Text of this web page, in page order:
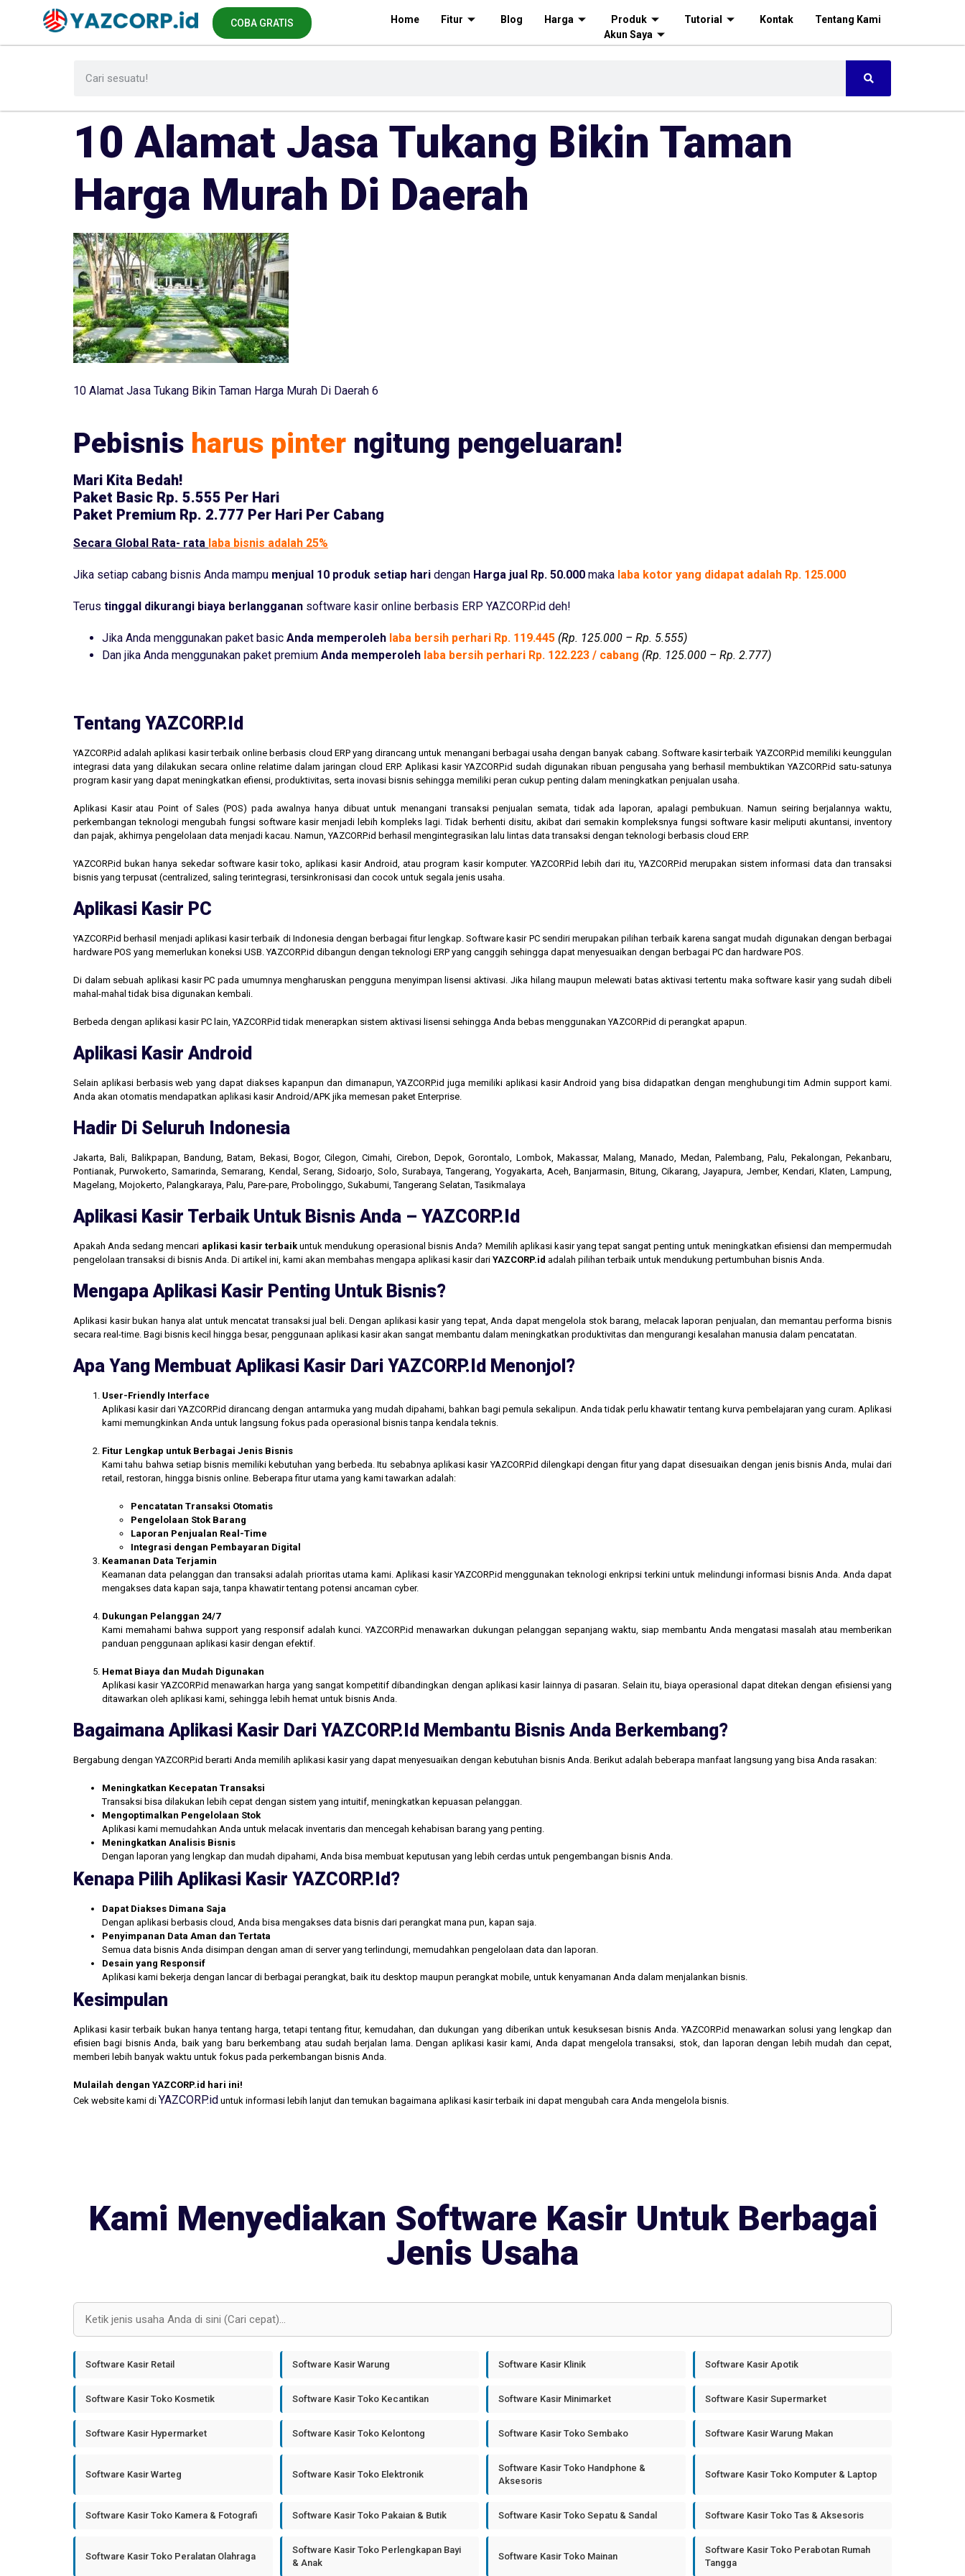
COBA GRATIS Home Fitur Blog Harga Produk Tutorial Kontak
Tentang Kami
Akun Saya
10 Alamat Jasa Tukang Bikin Taman
Harga Murah Di Daerah
10 Alamat Jasa Tukang Bikin Taman Harga Murah Di Daerah 6
Pebisnis harus pinter ngitung pengeluaran!
Mari Kita Bedah!
Paket Basic Rp. 5.555 Per Hari
Paket Premium Rp. 2.777 Per Hari Per Cabang
Secara Global Rata- rata laba bisnis adalah 25%
Jika setiap cabang bisnis Anda mampu menjual 10 produk setiap hari dengan Harga jual Rp. 50.000 maka laba kotor yang didapat adalah Rp. 125.000
Terus tinggal dikurangi biaya berlangganan software kasir online berbasis ERP YAZCORP.id deh!
Jika Anda menggunakan paket basic Anda memperoleh laba bersih perhari Rp. 119.445 (Rp. 125.000 – Rp. 5.555)
Dan jika Anda menggunakan paket premium Anda memperoleh laba bersih perhari Rp. 122.223 / cabang (Rp. 125.000 – Rp. 2.777)
Tentang YAZCORP.id
YAZCORP.id adalah aplikasi kasir terbaik online berbasis cloud ERP yang dirancang untuk menangani berbagai usaha dengan banyak cabang. Software kasir terbaik YAZCORP.id memiliki keunggulan
integrasi data yang dilakukan secara online relatime dalam jaringan cloud ERP. Aplikasi kasir YAZCORP.id sudah digunakan ribuan pengusaha yang berhasil membuktikan YAZCORP.id satu-satunya
program kasir yang dapat meningkatkan efiensi, produktivitas, serta inovasi bisnis sehingga memiliki peran cukup penting dalam meningkatkan penjualan usaha.
Aplikasi Kasir atau Point of Sales (POS) pada awalnya hanya dibuat untuk menangani transaksi penjualan semata, tidak ada laporan, apalagi pembukuan. Namun seiring berjalannya waktu,
perkembangan teknologi mengubah fungsi software kasir menjadi lebih kompleks lagi. Tidak berhenti disitu, akibat dari semakin kompleksnya fungsi software kasir meliputi akuntansi, inventory
dan pajak, akhirnya pengelolaan data menjadi kacau. Namun, YAZCORP.id berhasil mengintegrasikan lalu lintas data transaksi dengan teknologi berbasis cloud ERP.
YAZCORP.id bukan hanya sekedar software kasir toko, aplikasi kasir Android, atau program kasir komputer. YAZCORP.id lebih dari itu, YAZCORP.id merupakan sistem informasi data dan transaksi
bisnis yang terpusat (centralized, saling terintegrasi, tersinkronisasi dan cocok untuk segala jenis usaha.
Aplikasi Kasir PC
YAZCORP.id berhasil menjadi aplikasi kasir terbaik di Indonesia dengan berbagai fitur lengkap. Software kasir PC sendiri merupakan pilihan terbaik karena sangat mudah digunakan dengan berbagai
hardware POS yang memerlukan koneksi USB. YAZCORP.id dibangun dengan teknologi ERP yang canggih sehingga dapat menyesuaikan dengan berbagai PC dan hardware POS.
Di dalam sebuah aplikasi kasir PC pada umumnya mengharuskan pengguna menyimpan lisensi aktivasi. Jika hilang maupun melewati batas aktivasi tertentu maka software kasir yang sudah dibeli
mahal-mahal tidak bisa digunakan kembali.
Berbeda dengan aplikasi kasir PC lain, YAZCORP.id tidak menerapkan sistem aktivasi lisensi sehingga Anda bebas menggunakan YAZCORP.id di perangkat apapun.
Aplikasi Kasir Android
Selain aplikasi berbasis web yang dapat diakses kapanpun dan dimanapun, YAZCORP.id juga memiliki aplikasi kasir Android yang bisa didapatkan dengan menghubungi tim Admin support kami.
Anda akan otomatis mendapatkan aplikasi kasir Android/APK jika memesan paket Enterprise.
Hadir Di Seluruh Indonesia
Jakarta, Bali, Balikpapan, Bandung, Batam, Bekasi, Bogor, Cilegon, Cimahi, Cirebon, Depok, Gorontalo, Lombok, Makassar, Malang, Manado, Medan, Palembang, Palu, Pekalongan, Pekanbaru,
Pontianak, Purwokerto, Samarinda, Semarang, Kendal, Serang, Sidoarjo, Solo, Surabaya, Tangerang, Yogyakarta, Aceh, Banjarmasin, Bitung, Cikarang, Jayapura, Jember, Kendari, Klaten, Lampung,
Magelang, Mojokerto, Palangkaraya, Palu, Pare-pare, Probolinggo, Sukabumi, Tangerang Selatan, Tasikmalaya
Aplikasi Kasir Terbaik Untuk Bisnis Anda – YAZCORP.id
Apakah Anda sedang mencari aplikasi kasir terbaikuntuk mendukung operasional bisnis Anda? Memilih aplikasi kasir yang tepat sangat penting untuk meningkatkan efisiensi dan mempermudah
pengelolaan transaksi di bisnis Anda. Di artikel ini, kami akan membahas mengapa aplikasi kasir dari YAZCORP.id adalah pilihan terbaik untuk mendukung pertumbuhan bisnis Anda.
Mengapa Aplikasi Kasir Penting Untuk Bisnis?
Aplikasi kasir bukan hanya alat untuk mencatat transaksi jual beli. Dengan aplikasi kasir yang tepat, Anda dapat mengelola stok barang, melacak laporan penjualan, dan memantau performa bisnis
secara real-time. Bagi bisnis kecil hingga besar, penggunaan aplikasi kasir akan sangat membantu dalam meningkatkan produktivitas dan mengurangi kesalahan manusia dalam pencatatan.
Apa Yang Membuat Aplikasi Kasir Dari YAZCORP.id Menonjol?
User-Friendly Interface
Aplikasi kasir dari YAZCORP.id dirancang dengan antarmuka yang mudah dipahami, bahkan bagi pemula sekalipun. Anda tidak perlu khawatir tentang kurva pembelajaran yang curam. Aplikasi
kami memungkinkan Anda untuk langsung fokus pada operasional bisnis tanpa kendala teknis.
Fitur Lengkap untuk Berbagai Jenis Bisnis
Kami tahu bahwa setiap bisnis memiliki kebutuhan yang berbeda. Itu sebabnya aplikasi kasir YAZCORP.id dilengkapi dengan fitur yang dapat disesuaikan dengan jenis bisnis Anda, mulai dari
retail, restoran, hingga bisnis online. Beberapa fitur utama yang kami tawarkan adalah:
Pencatatan Transaksi Otomatis
Pengelolaan Stok Barang
Laporan Penjualan Real-Time
Integrasi dengan Pembayaran Digital
Keamanan Data Terjamin
Keamanan data pelanggan dan transaksi adalah prioritas utama kami. Aplikasi kasir YAZCORP.id menggunakan teknologi enkripsi terkini untuk melindungi informasi bisnis Anda. Anda dapat
mengakses data kapan saja, tanpa khawatir tentang potensi ancaman cyber.
Dukungan Pelanggan 24/7
Kami memahami bahwa support yang responsif adalah kunci. YAZCORP.id menawarkan dukungan pelanggan sepanjang waktu, siap membantu Anda mengatasi masalah atau memberikan
panduan penggunaan aplikasi kasir dengan efektif.
Hemat Biaya dan Mudah Digunakan
Aplikasi kasir YAZCORP.id menawarkan harga yang sangat kompetitif dibandingkan dengan aplikasi kasir lainnya di pasaran. Selain itu, biaya operasional dapat ditekan dengan efisiensi yang
ditawarkan oleh aplikasi kami, sehingga lebih hemat untuk bisnis Anda.
Bagaimana Aplikasi Kasir Dari YAZCORP.id Membantu Bisnis Anda Berkembang?
Bergabung dengan YAZCORP.id berarti Anda memilih aplikasi kasir yang dapat menyesuaikan dengan kebutuhan bisnis Anda. Berikut adalah beberapa manfaat langsung yang bisa Anda rasakan:
Meningkatkan Kecepatan Transaksi
Transaksi bisa dilakukan lebih cepat dengan sistem yang intuitif, meningkatkan kepuasan pelanggan.
Mengoptimalkan Pengelolaan Stok
Aplikasi kami memudahkan Anda untuk melacak inventaris dan mencegah kehabisan barang yang penting.
Meningkatkan Analisis Bisnis
Dengan laporan yang lengkap dan mudah dipahami, Anda bisa membuat keputusan yang lebih cerdas untuk pengembangan bisnis Anda.
Kenapa Pilih Aplikasi Kasir YAZCORP.id?
Dapat Diakses Dimana Saja
Dengan aplikasi berbasis cloud, Anda bisa mengakses data bisnis dari perangkat mana pun, kapan saja.
Penyimpanan Data Aman dan Tertata
Semua data bisnis Anda disimpan dengan aman di server yang terlindungi, memudahkan pengelolaan data dan laporan.
Desain yang Responsif
Aplikasi kami bekerja dengan lancar di berbagai perangkat, baik itu desktop maupun perangkat mobile, untuk kenyamanan Anda dalam menjalankan bisnis.
Kesimpulan
Aplikasi kasir terbaik bukan hanya tentang harga, tetapi tentang fitur, kemudahan, dan dukungan yang diberikan untuk kesuksesan bisnis Anda. YAZCORP.id menawarkan solusi yang lengkap dan
efisien bagi bisnis Anda, baik yang baru berkembang atau sudah berjalan lama. Dengan aplikasi kasir kami, Anda dapat mengelola transaksi, stok, dan laporan dengan lebih mudah dan cepat,
memberi lebih banyak waktu untuk fokus pada perkembangan bisnis Anda.
Mulailah dengan YAZCORP.id hari ini!
Cek website kami di YAZCORP.id untuk informasi lebih lanjut dan temukan bagaimana aplikasi kasir terbaik ini dapat mengubah cara Anda mengelola bisnis.
Kami Menyediakan Software Kasir Untuk Berbagai
Jenis Usaha
Software Kasir Retail Software Kasir Warung Software Kasir Klinik Software Kasir Apotik
Software Kasir Toko Kosmetik Software Kasir Toko Kecantikan Software Kasir Minimarket Software Kasir Supermarket
Software Kasir Hypermarket Software Kasir Toko Kelontong Software Kasir Toko Sembako Software Kasir Warung Makan
Software Kasir Warteg Software Kasir Toko Elektronik
Software Kasir Toko Handphone &
Aksesoris
Software Kasir Toko Komputer & Laptop
Software Kasir Toko Kamera & Fotografi Software Kasir Toko Pakaian & Butik Software Kasir Toko Sepatu & Sandal Software Kasir Toko Tas & Aksesoris
Software Kasir Toko Peralatan Olahraga
Software Kasir Toko Perlengkapan Bayi
& Anak
Software Kasir Toko Mainan
Software Kasir Toko Perabotan Rumah
Tangga